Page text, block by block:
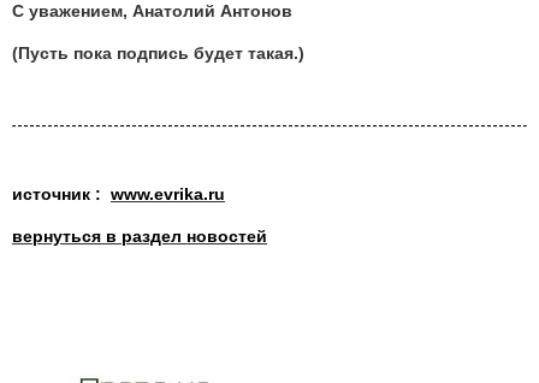
С уважением, Анатолий Антонов
(Пусть пока подпись будет такая.)
источник : www.evrika.ru
вернуться в раздел новостей